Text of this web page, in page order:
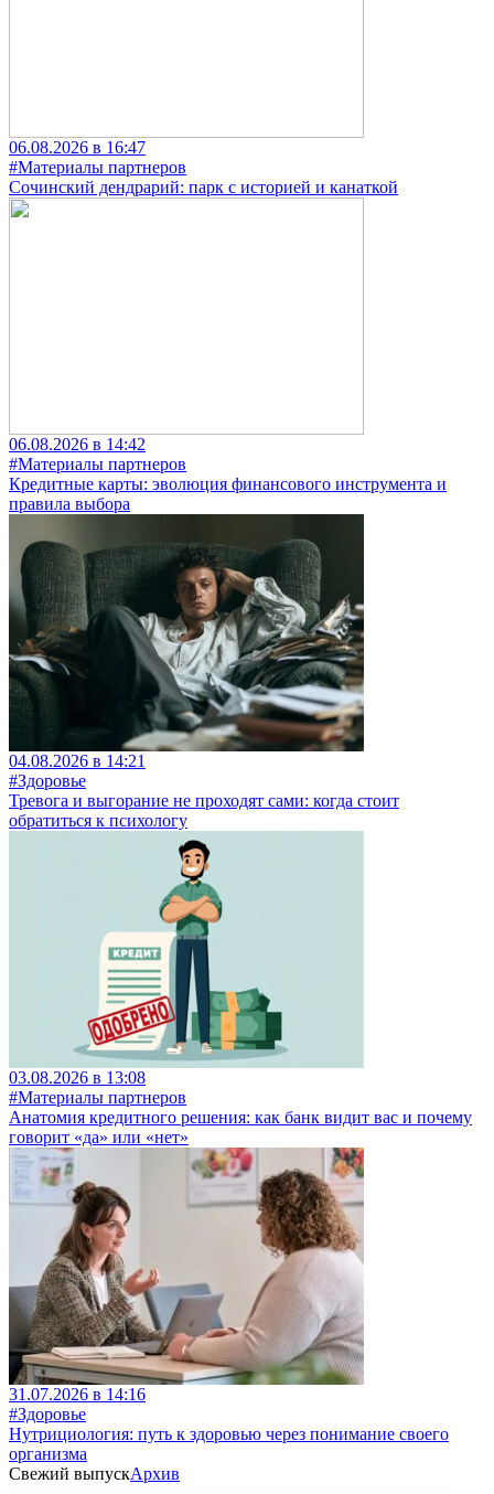
06.08.2026 в 16:47
#Материалы партнеров
Сочинский дендрарий: парк с историей и канаткой
06.08.2026 в 14:42
#Материалы партнеров
Кредитные карты: эволюция финансового инструмента и
правила выбора
04.08.2026 в 14:21
#Здоровье
Тревога и выгорание не проходят сами: когда стоит
обратиться к психологу
03.08.2026 в 13:08
#Материалы партнеров
Анатомия кредитного решения: как банк видит вас и почему
говорит «да» или «нет»
31.07.2026 в 14:16
#Здоровье
Нутрициология: путь к здоровью через понимание своего
организма
Свежий выпускАрхив